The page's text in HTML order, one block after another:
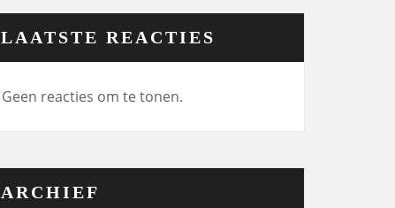
LAATSTE REACTIES
Geen reacties om te tonen.
ARCHIEF